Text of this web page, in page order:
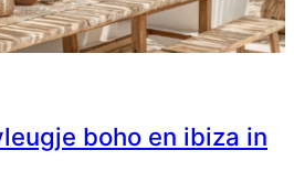
boho en ibiza in